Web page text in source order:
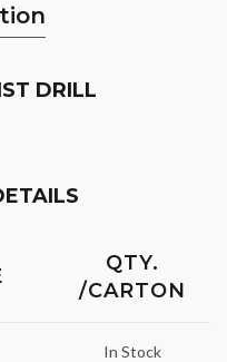
DRILL
QTY.
/CARTON
In Stock